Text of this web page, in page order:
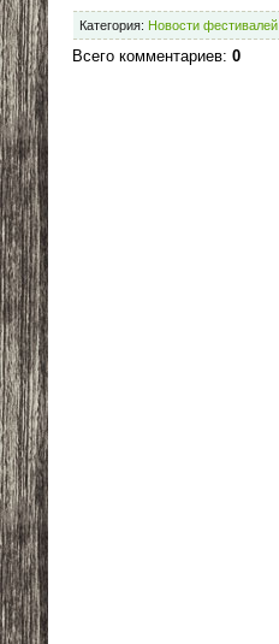
Категория: Новости фестивалей
Всего комментариев: 0